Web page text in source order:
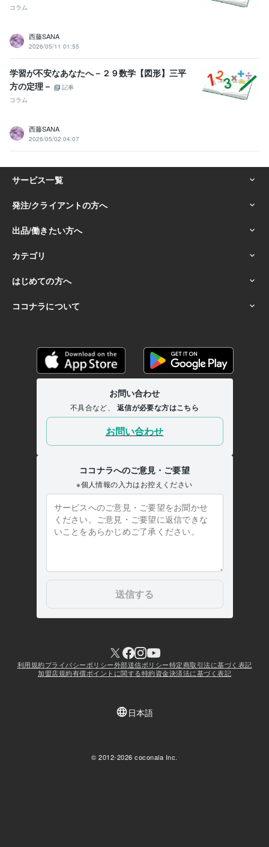
コラム
西藤SANA
2026/05/11 01:55
学習が不安なあなたへ－２９数学【図形】三平
方の定理－
記事
コラム
西藤SANA
2026/05/02 04:07